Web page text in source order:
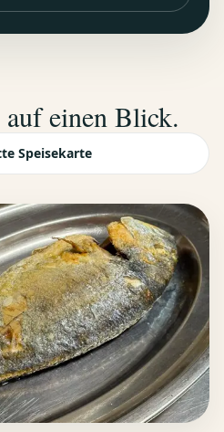
einen Blick.
Speisekarte